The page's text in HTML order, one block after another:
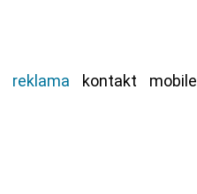
reklama kontakt mobile